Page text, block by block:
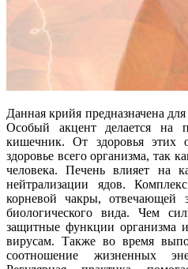
Данная крийя предназначена
Особый акцент делается на
кишечник. От здоровья этих
здоровье всего организма, так
человека. Печень влияет на
нейтрализации ядов.
корневой чакры, отвечающей
биологического вида. Чем
защитные функции организма
вирусам. Также во время
соотношение жизненных